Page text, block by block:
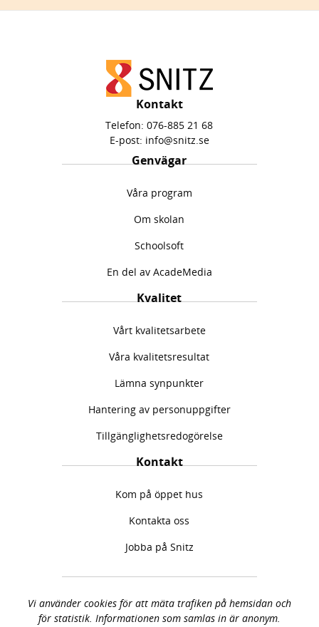
Kontakt
Telefon:076-885 21 68
E-post: info@snitz.se
Genvägar
Våra program
Om skolan
Schoolsoft
En del av AcadeMedia
Kvalitet
Vårt kvalitetsarbete
Våra kvalitetsresultat
Lämna synpunkter
Hantering av personuppgifter
Tillgänglighetsredogörelse
Kontakt
Kom på öppet hus
Kontakta oss
Jobba på Snitz
Vi använder cookies för att mäta trafiken på hemsidan och
för statistik. Informationen som samlas in är anonym.